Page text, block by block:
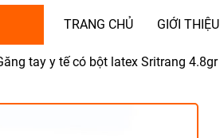
TRANG CHỦ GIỚI THIỆU
tay y tế có bột latex Sritrang 4.8gr